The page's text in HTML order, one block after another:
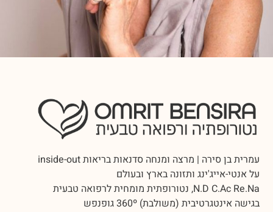
עמרית בן סירה | מרצה ומנחה סדנאות בריאות inside-out
על אנטי-אייג'ינג ותזונה בארץ ובעולם
N.D C.Ac Re.Na, נטורופתית מומחית לרפואה טבעית
בגישה אינטגרטיבית (משולבת) 360º גופנפש